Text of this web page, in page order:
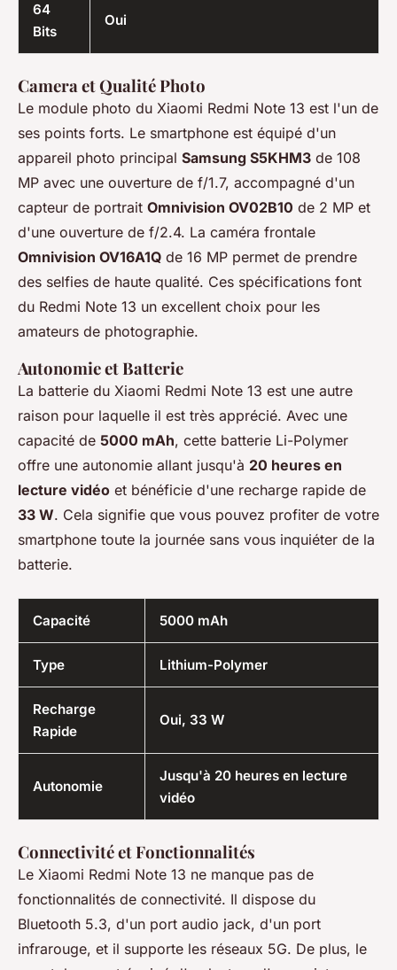
64
Bits
Oui
Camera et Qualité Photo
Le module photo du Xiaomi Redmi Note 13 est l'un de
ses points forts. Le smartphone est équipé d'un
appareil photo principal Samsung S5KHM3 de 108
MP avec une ouverture de f/1.7, accompagné d'un
capteur de portrait Omnivision OV02B10 de 2 MP et
d'une ouverture de f/2.4. La caméra frontale
Omnivision OV16A1Q de 16 MP permet de prendre
des selfies de haute qualité. Ces spécifications font
du Redmi Note 13 un excellent choix pour les
amateurs de photographie.
Autonomie et Batterie
La batterie du Xiaomi Redmi Note 13 est une autre
raison pour laquelle il est très apprécié. Avec une
capacité de 5000 mAh, cette batterie Li-Polymer
offre une autonomie allant jusqu'à 20 heures en
lecture vidéo et bénéficie d'une recharge rapide de
33 W. Cela signifie que vous pouvez profiter de votre
smartphone toute la journée sans vous inquiéter de la
batterie.
Capacité 5000 mAh
Type Lithium-Polymer
Recharge
Rapide
Oui, 33 W
Autonomie
Jusqu'à 20 heures en lecture
vidéo
Connectivité et Fonctionnalités
Le Xiaomi Redmi Note 13 ne manque pas de
fonctionnalités de connectivité. Il dispose du
Bluetooth 5.3, d'un port audio jack, d'un port
infrarouge, et il supporte les réseaux 5G. De plus, le